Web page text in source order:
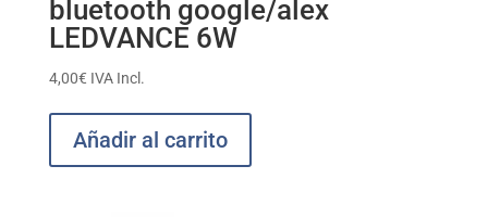
bluetooth google/alex
LEDVANCE 6W
4,00€ IVA Incl.
Añadir al carrito